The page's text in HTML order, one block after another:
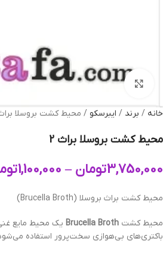
بزرگنمایی تصویر
خانه برند ایبرسکو محیط کشت بروسلا براث
محیط کشت بروسلا براث 2
3,750,000تومان –
1,100,000
محیط کشت براث بروسلا (Brucella Broth)
محیط کشت Brucella Broth یک محیط مایع
باکتری‌های بی‌هوازی سخت‌پرور استفاده